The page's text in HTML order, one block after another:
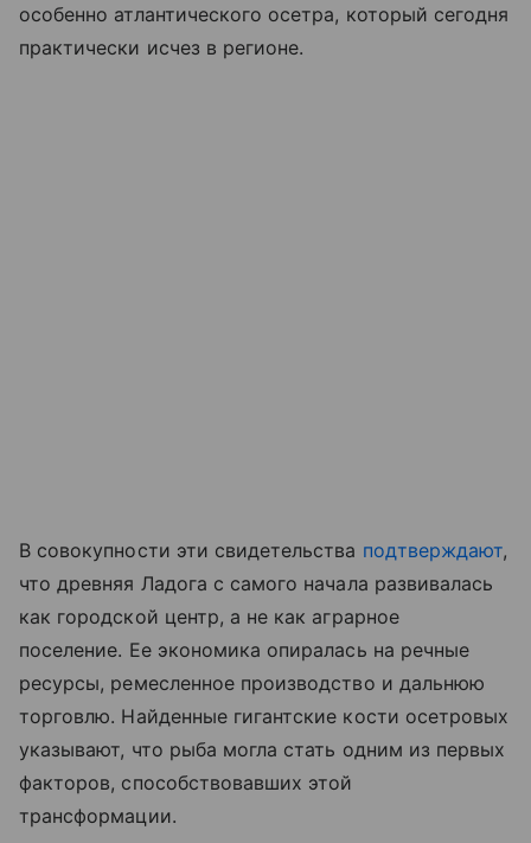
особенно атлантического осетра, который сегодня
практически исчез в регионе.
В совокупности эти свидетельства подтверждают,
что древняя Ладога с самого начала развивалась
как городской центр, а не как аграрное
поселение. Ее экономика опиралась на речные
ресурсы, ремесленное производство и дальнюю
торговлю. Найденные гигантские кости осетровых
указывают, что рыба могла стать одним из первых
факторов, способствовавших этой
трансформации.